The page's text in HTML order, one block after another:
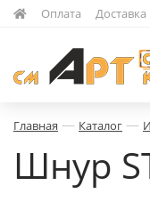
Оплата Доставка
Главная — Каталог —
Шнур